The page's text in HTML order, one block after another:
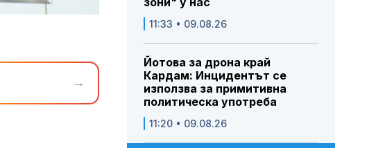
→
11:33 • 09.08.26
Йотова за дрона край
Кардам: Инцидентът се
използва за примитивна
политическа употреба
11:20 • 09.08.26